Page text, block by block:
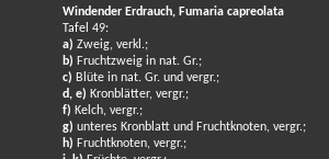
Windender Erdrauch, Fumaria capreolata
Tafel 49:
a) Zweig, verkl.;
b) Fruchtzweig in nat. Gr.;
c) Blüte in nat. Gr. und vergr.;
d, e) Kronblätter, vergr.;
f) Kelch, vergr.;
g) unteres Kronblatt und Fruchtknoten, vergr.;
h) Fruchtknoten, vergr.;